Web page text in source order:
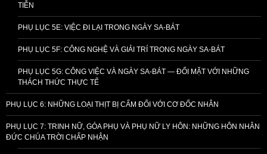
TIỄN
PHỤ LỤC 5E: VIỆC ĐI LẠI TRONG NGÀY SA-BÁT
PHỤ LỤC 5F: CÔNG NGHỆ VÀ GIẢI TRÍ TRONG NGÀY SA-BÁT
PHỤ LỤC 5G: CÔNG VIỆC VÀ NGÀY SA-BÁT — ĐỐI MẶT VỚI NHỮNG
THÁCH THỨC THỰC TẾ
PHỤ LỤC 6: NHỮNG LOẠI THỊT BỊ CẤM ĐỐI VỚI CƠ ĐỐC NHÂN
PHỤ LỤC 7: TRINH NỮ, GÓA PHỤ VÀ PHỤ NỮ LY HÔN: NHỮNG HÔN NHÂN
ĐỨC CHÚA TRỜI CHẤP NHẬN